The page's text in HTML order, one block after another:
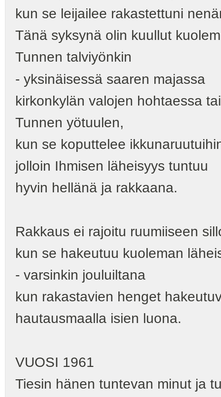
kun se leijailee rakastettuni
Tänä syksynä olin kuullut
Tunnen talviyönkin
‑ yksinäisessä saaren majassa
kirkonkylän valojen hohtaessa
Tunnen yötuulen,
kun se koputtelee
jolloin Ihmisen läheisyys tuntuu
hyvin hellänä ja rakkaana.
Rakkaus ei rajoitu ruumiiseen
kun se hakeutuu kuoleman
‑ varsinkin jouluiltana
kun rakastavien henget
hautausmaalla isien luona.
VUOSI 1961
Tiesin hänen tuntevan minut ja